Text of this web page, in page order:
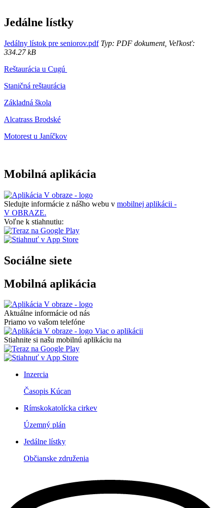
Jedálne lístky
Jedálny lístok pre seniorov.pdfTyp: PDF dokument, Veľkosť:
334.27 kB
Reštaurácia u Cugú
Staničná reštaurácia
Základná škola
Alcatrass Brodské
Motorest u Janíčkov
Mobilná aplikácia
Sledujte informácie z nášho webu v mobilnej aplikácii -
V OBRAZE.
Voľne k stiahnutiu:
Sociálne siete
Mobilná aplikácia
Aktuálne informácie od nás
Priamo vo vašom telefóne
Viac o aplikácii
Stiahnite si našu mobilnú aplikáciu na
Inzercia
Časopis Kúcan
Rímskokatolícka cirkev
Územný plán
Jedálne lístky
Občianske združenia